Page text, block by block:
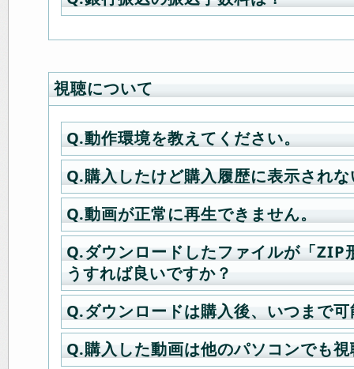
●クレジットカード決済に関するご
お読みください→
※2007年3月25日 11時よりＪＣＢの
なり、為替の変動によりご請求額が
■楽天Edy決済に関する問い合わせ先
株）CREDIX サポートセンター（
応）
Eメール：edyinfo@credix-
電話番号：03-6832-1339
が届かない場合は、メール受信遅延
によって受信拒否（またはフォルダ
数をおかけいたしますが始めからご
くお願い致します。
てままになりますが、その後削除さ
ま放置していただいて問題ございま
「決済失敗」という文字が表示され
くまで少々お待ちください。
大変お手数ですが、一度目のクレジ
業を行い、確認出来次第ダウンロー
配信致します。
15時以降にお振込でなるべく早くダ
たい場合は、大変お手数ですがお振
送って頂けますと、手続きを最短で
す。
※大変申し訳ございませんが、撮影
のような対応が出来ず、お振り込み
の対応となってしまう事がございま
尚、撮影をしているかどうかにつき
ターにて現場中継を行っております
ご覧頂ければ撮影中かどうかを調べ
杉浦則夫緊縛現場ツイッター
A.振込手数料はお客様ご負担とさせ
弊社取引銀行は「東京三菱UFJ銀行」
視聴について
Q.動作環境を教えてください。
A.全ての商品がWindowsと
頂けます。
ファイルの種類は「wmv」となりま
推賞プレイヤーは
QuickTime+プラグイン Flip4Mac（
となります。
その他、iPhone、iPadや電子書籍リ
Q.購入したけど購入履歴に表示されな
A.インターネットブラウザの「更新
クして下さい。
以前アクセスした情報をパソコンが
いるため、新しく購入したタイトル
いう現象です。
タイミングや操作方法によってこの
起きなかったりしますが、ブラウザ
Q.動画が正常に再生できません。
A.Windowsご使用の場合は以下の原
す
(1)ダウンロードの不完全によりファ
いる → キャッシュのクリアで解決
(2)ファイアウォールなどのセキュリ
ンストールしている → セキュリティ
Q.ダウンロードしたファイルが「ZIP
うすれば良いですか？
A.「ZIP形式」はデータ圧縮されたフ
で、まず最初に解凍を行う必要があ
ファイルの解凍は弊社推奨の下記解
Q.ダウンロードは購入後、いつまで
A.ダウンロードは購入後一週間まで
Q.購入した動画は他のパソコンでも